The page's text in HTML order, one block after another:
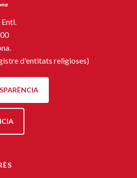
d'entitats religioses)